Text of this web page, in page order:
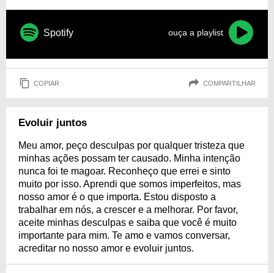
Spotify ouça a playlist
COPIAR COMPARTILHAR
Evoluir juntos
Meu amor, peço desculpas por qualquer tristeza que
minhas ações possam ter causado. Minha intenção
nunca foi te magoar. Reconheço que errei e sinto
muito por isso. Aprendi que somos imperfeitos, mas
nosso amor é o que importa. Estou disposto a
trabalhar em nós, a crescer e a melhorar. Por favor,
aceite minhas desculpas e saiba que você é muito
importante para mim. Te amo e vamos conversar,
acreditar no nosso amor e evoluir juntos.